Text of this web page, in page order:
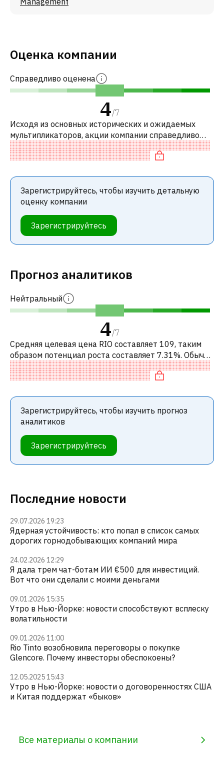
Последние новости
29.07.2026 19:23
Ядерная устойчивость: кто попал в список самых
дорогих горнодобывающих компаний мира
24.02.2026 12:29
Я дала трем чат-ботам ИИ €500 для инвестиций.
Вот что они сделали с моими деньгами
09.01.2026 15:35
Утро в Нью-Йорке: новости способствуют всплеску
волатильности
09.01.2026 11:00
Rio Tinto возобновила переговоры о покупке
Glencore. Почему инвесторы обеспокоены?
12.05.2025 15:43
Утро в Нью-Йорке: новости о договоренностях США
и Китая поддержат «быков»
Все материалы о компании
Оценка компании
Справедливо оценена
4/7
Исходя из основных исторических и ожидаемых
мультипликаторов, акции компании справедливо
оценены по сравнению с аналогичными компаниями.
В частности, акция справедливо оц
Зарегистрируйтесь, чтобы изучить детальную
оценку компании
Зарегистрируйтесь
Прогноз аналитиков
Нейтральный
4/7
Средняя целевая цена RIO составляет 109, таким
образом потенциал роста составляет 7.31%. Обычно
это означает рекомендацию «ДЕРЖАТЬ» среди
инвестиционных компаний. Эта ней
Зарегистрируйтесь, чтобы изучить прогноз
аналитиков
Зарегистрируйтесь